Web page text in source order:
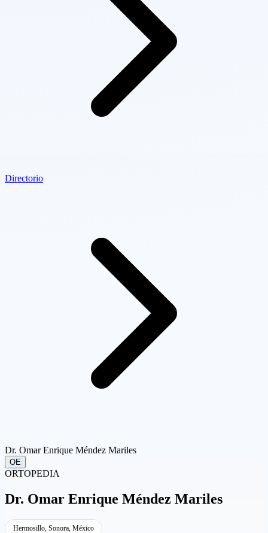
Directorio
Dr. Omar Enrique Méndez Mariles
OE
ORTOPEDIA
Dr. Omar Enrique Méndez Mariles
Hermosillo, Sonora, México